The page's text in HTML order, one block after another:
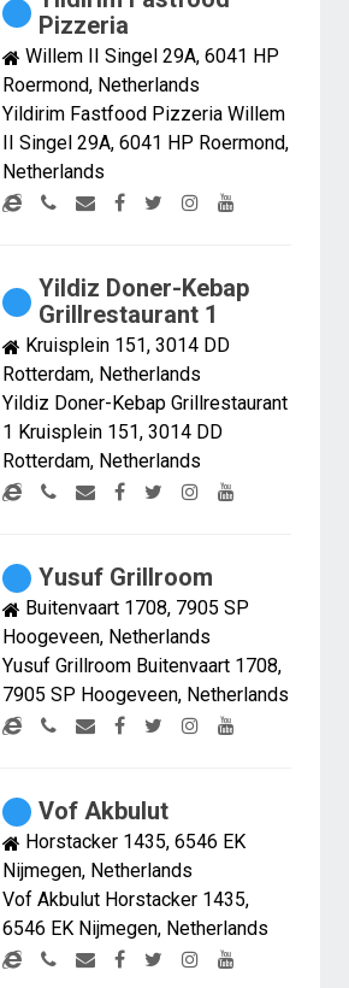
Pizzeria
Willem II Singel 29A, 6041 HP
Roermond, Netherlands
Yildirim Fastfood Pizzeria Willem
II Singel 29A, 6041 HP Roermond,
Netherlands
Yildiz Doner-Kebap
Grillrestaurant 1
Kruisplein 151, 3014 DD
Rotterdam, Netherlands
Yildiz Doner-Kebap Grillrestaurant
1 Kruisplein 151, 3014 DD
Rotterdam, Netherlands
Yusuf Grillroom
Buitenvaart 1708, 7905 SP
Hoogeveen, Netherlands
Yusuf Grillroom Buitenvaart 1708,
7905 SP Hoogeveen, Netherlands
Vof Akbulut
Horstacker 1435, 6546 EK
Nijmegen, Netherlands
Vof Akbulut Horstacker 1435,
6546 EK Nijmegen, Netherlands